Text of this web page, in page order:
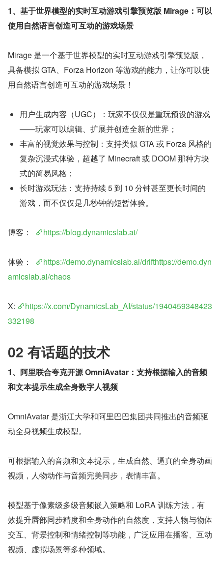
1、基于世界模型的实时互动游戏引擎预览版 Mirage：可以
使用自然语言创造可互动的游戏场景
Mirage 是一个基于世界模型的实时互动游戏引擎预览版，
具备模拟 GTA、Forza Horizon 等游戏的能力，让你可以使
用自然语言创造可互动的游戏场景！
用户生成内容（UGC）：玩家不仅仅是重玩预设的游戏
——玩家可以编辑、扩展并创造全新的世界；
丰富的视觉效果与控制：支持类似 GTA 或 Forza 风格的
复杂沉浸式体验，超越了 Minecraft 或 DOOM 那种方块
式的简易风格；
长时游戏玩法：支持持续 5 到 10 分钟甚至更长时间的
游戏，而不仅仅是几秒钟的短暂体验。
博客： https://blog.dynamicslab.ai/
体验：
https://demo.dynamicslab.ai/drifthttps://demo.dyn
amicslab.ai/chaos
X:
https://x.com/DynamicsLab_AI/status/1940459348423
332198
02 有话题的技术
1、阿里联合夸克开源 OmniAvatar：支持根据输入的音频
和文本提示生成全身数字人视频
OmniAvatar 是浙江大学和阿里巴巴集团共同推出的音频驱
动全身视频生成模型。
可根据输入的音频和文本提示，生成自然、逼真的全身动画
视频，人物动作与音频完美同步，表情丰富。
模型基于像素级多级音频嵌入策略和 LoRA 训练方法，有
效提升唇部同步精度和全身动作的自然度，支持人物与物体
交互、背景控制和情绪控制等功能，广泛应用在播客、互动
视频、虚拟场景等多种领域。